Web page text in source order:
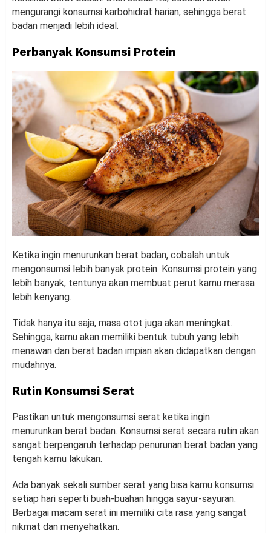
mengurangi konsumsi karbohidrat harian, sehingga berat
badan menjadi lebih ideal.
Perbanyak Konsumsi Protein
Ketika ingin menurunkan berat badan, cobalah untuk
mengonsumsi lebih banyak protein. Konsumsi protein yang
lebih banyak, tentunya akan membuat perut kamu merasa
lebih kenyang.
Tidak hanya itu saja, masa otot juga akan meningkat.
Sehingga, kamu akan memiliki bentuk tubuh yang lebih
menawan dan berat badan impian akan didapatkan dengan
mudahnya.
Rutin Konsumsi Serat
Pastikan untuk mengonsumsi serat ketika ingin
menurunkan berat badan. Konsumsi serat secara rutin akan
sangat berpengaruh terhadap penurunan berat badan yang
tengah kamu lakukan.
Ada banyak sekali sumber serat yang bisa kamu konsumsi
setiap hari seperti buah-buahan hingga sayur-sayuran.
Berbagai macam serat ini memiliki cita rasa yang sangat
nikmat dan menyehatkan.